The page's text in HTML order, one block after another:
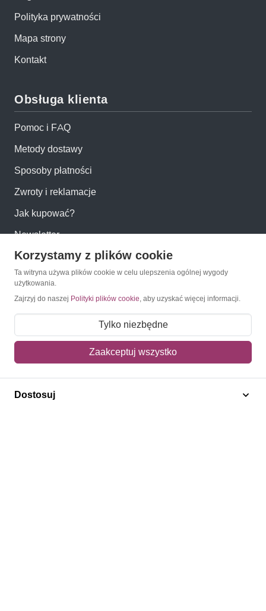
Polityka prywatności
Mapa strony
Kontakt
Obsługa klienta
Pomoc i FAQ
Metody dostawy
Sposoby płatności
Zwroty i reklamacje
Jak kupować?
Newsletter
Konto
Moje konto
Mój koszyk
Adres dostawy
Korzystamy z plików cookie
Ta witryna używa plików cookie w celu ulepszenia ogólnej wygody
użytkowania.
Zajrzyj do naszej Polityki plików cookie, aby uzyskać więcej informacji.
Tylko niezbędne
Zaakceptuj wszystko
Dostosuj